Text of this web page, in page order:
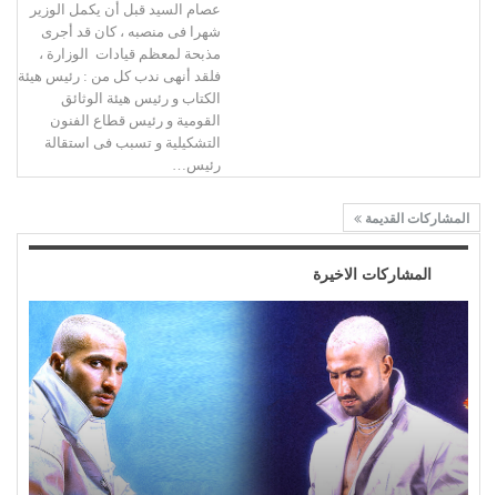
عصام السيد قبل أن يكمل الوزير
شهرا فى منصبه ، كان قد أجرى
مذبحة لمعظم قيادات الوزارة ،
فلقد أنهى ندب كل من : رئيس هيئة
الكتاب و رئيس هيئة الوثائق
القومية و رئيس قطاع الفنون
التشكيلية و تسبب فى استقالة
رئيس…
المشاركات القديمة
المشاركات الاخيرة